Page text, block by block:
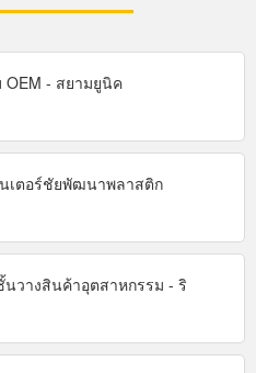
- สยามยูนิค
นเตอร์ชัยพัฒนาพลาสติก
วางสินค้าอุตสาหกรรม - ริ